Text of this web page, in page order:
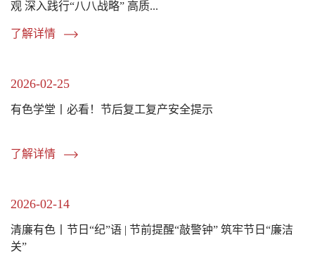
观 深入践行“八八战略” 高质...
了解详情
2026-02-25
有色学堂丨必看！节后复工复产安全提示
了解详情
2026-02-14
清廉有色丨节日“纪”语 | 节前提醒“敲警钟” 筑牢节日“廉洁
关”